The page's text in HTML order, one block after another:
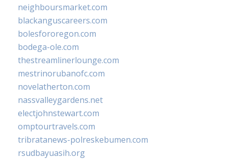
neighboursmarket.com
blackanguscareers.com
bolesfororegon.com
bodega-ole.com
thestreamlinerlounge.com
mestrinorubanofc.com
novelatherton.com
nassvalleygardens.net
electjohnstewart.com
omptourtravels.com
tribratanews-polreskebumen.com
rsudbayuasih.org